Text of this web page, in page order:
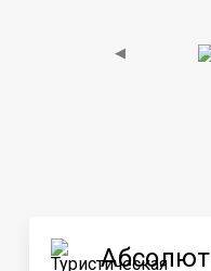
◀
Абсолют